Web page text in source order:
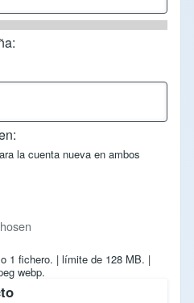
la cuenta nueva en ambos
1 fichero. | límite de 128 MB. |
webp.